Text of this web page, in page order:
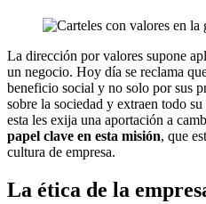
La dirección por valores supone
un negocio. Hoy día se reclama
beneficio social y no solo por sus
sobre la sociedad y extraen todo
esta les exija una aportación a
papel clave en esta misión, que
cultura de empresa.
La ética de la